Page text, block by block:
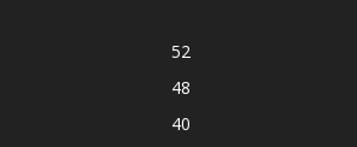
52
48
40